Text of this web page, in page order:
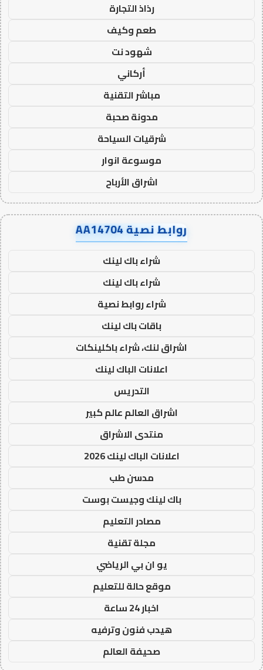
رذاذ التجارة
طعم وكيف
شهود نت
أركاني
مباشر التقنية
مدونة صحبة
شرقيات السياحة
موسوعة انوار
اشراق الأرباح
روابط نصية AA14704
شراء باك لينك
شراء باك لينك
شراء روابط نصية
باقات باك لينك
اشراق لنك، شراء باكلينكات
اعلانات الباك لينك
التدريس
اشراق العالم عالم كبير
منتدى الاشراق
اعلانات الباك لينك 2026
مدسن طب
باك لينك وجيست بوست
مصادر التعليم
مجلة تقنية
يو ان بي الرياضي
موقع حالة للتعليم
اخبار 24 ساعة
هيدب فنون وترفيه
صحيفة العالم